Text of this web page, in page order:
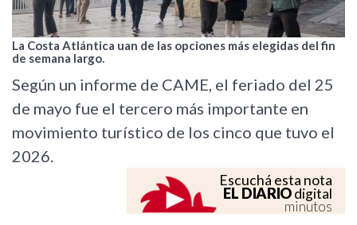
La Costa Atlántica uan de las opciones más elegidas del fin
de semana largo.
Según un informe de CAME, el feriado del 25
de mayo fue el tercero más importante en
movimiento turístico de los cinco que tuvo el
2026.
Escuchá esta nota
EL DIARIOdigital
minutos